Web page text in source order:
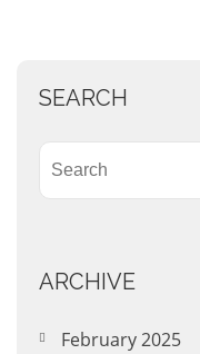
SEARCH
ARCHIVE
February 2025